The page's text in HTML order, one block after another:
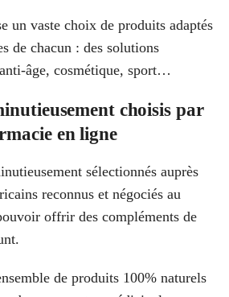
un vaste choix de produits adaptés
de chacun : des solutions
âge, cosmétique, sport…
choisis par
en ligne
sélectionnés auprès
reconnus et négociés au
offrir des compléments de
de produits 100% naturels